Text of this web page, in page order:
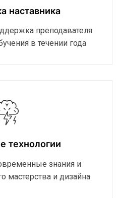
наставника
преподавателя
в течении года
технологии
знания и
мастерства и дизайна